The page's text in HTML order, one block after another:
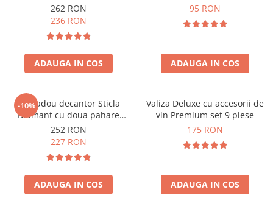
262 RON
236 RON
ADAUGA IN COS
95 RON
ADAUGA IN COS
-10%
Set cadou decantor Sticla
Diamant cu doua pahare
Deluxe
252 RON
227 RON
ADAUGA IN COS
Valiza Deluxe cu accesorii de
vin Premium set 9 piese
175 RON
ADAUGA IN COS